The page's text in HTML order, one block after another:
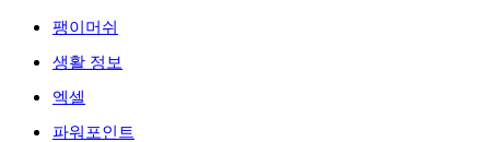
팽이머쉬
생활 정보
엑셀
파워포인트